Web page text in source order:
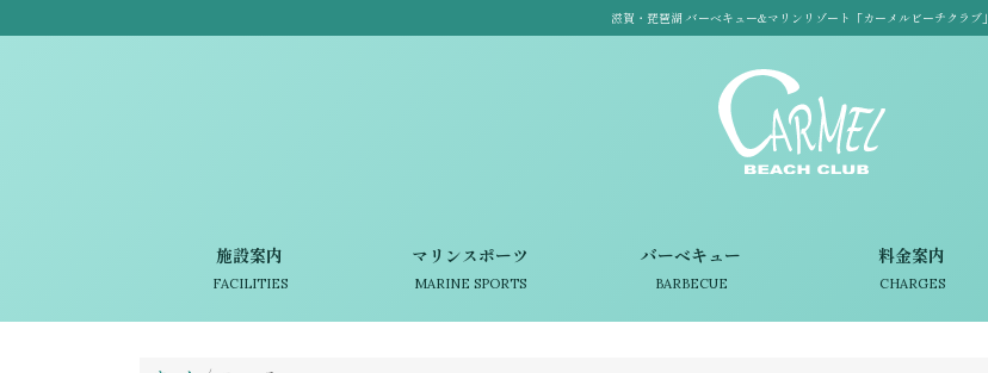
滋賀・琵琶湖 バーベキュー&マリンリゾート「カーメルビーチクラブ」
施設案内
FACILITIES
マリンスポーツ
MARINE SPORTS
バーベキュー
BARBECUE
料金案内
CHARGES